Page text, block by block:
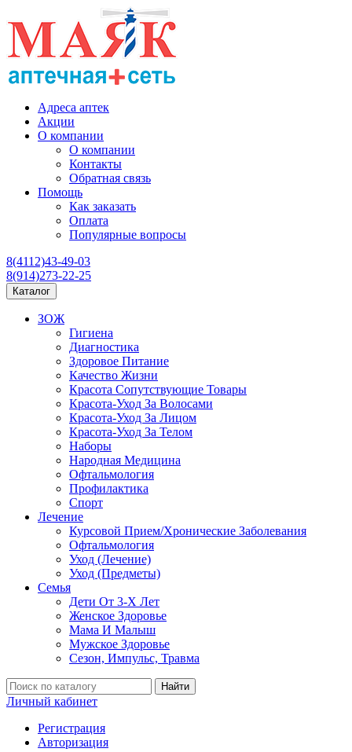
Адреса аптек
Акции
О компании
О компании
Контакты
Обратная связь
Помощь
Как заказать
Оплата
Популярные вопросы
8(4112)43-49-03
8(914)273-22-25
Каталог
ЗОЖ
Гигиена
Диагностика
Здоровое Питание
Качество Жизни
Красота Сопутствующие Товары
Красота-Уход За Волосами
Красота-Уход За Лицом
Красота-Уход За Телом
Наборы
Народная Медицина
Офтальмология
Профилактика
Спорт
Лечение
Курсовой Прием/Хронические Заболевания
Офтальмология
Уход (Лечение)
Уход (Предметы)
Семья
Дети От 3-Х Лет
Женское Здоровье
Мама И Малыш
Мужское Здоровье
Сезон, Импульс, Травма
Найти
Личный кабинет
Регистрация
Авторизация